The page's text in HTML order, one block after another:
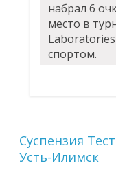
набрал 6
место в
спортом.
Суспензия
Усть-Илимск